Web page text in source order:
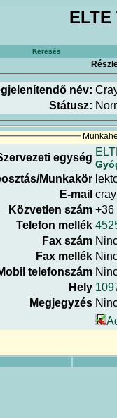
Keresés
név:
Státusz:
egység
Munkakör
E-mail
Közvetlen szám +36
Telefon mellék
Fax szám
Fax mellék
telefonszám
Hely
Megjegyzés